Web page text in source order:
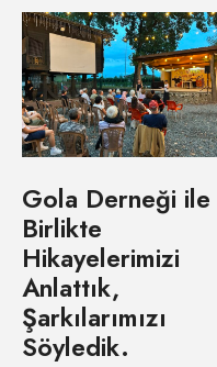
Gola Derneği ile
Birlikte
Hikayelerimizi
Anlattık,
Şarkılarımızı
Söyledik.